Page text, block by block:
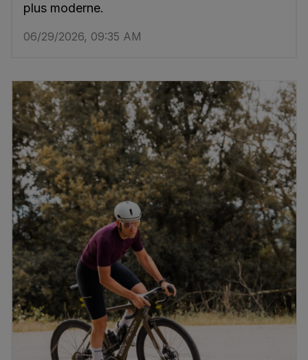
plus moderne.
06/29/2026, 09:35 AM